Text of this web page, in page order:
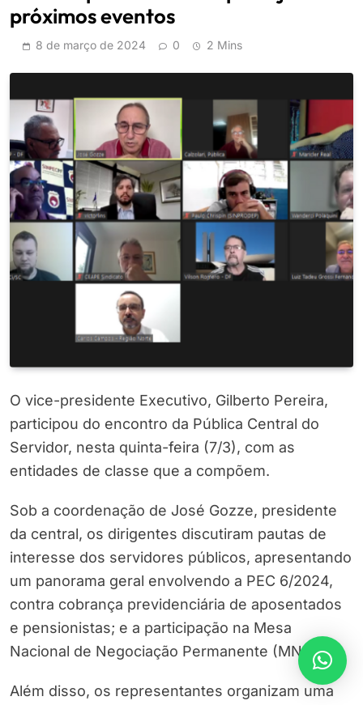
próximos eventos
8 de março de 2024 0 2 Mins
O vice-presidente Executivo, Gilberto Pereira,
participou do encontro da Pública Central do
Servidor, nesta quinta-feira (7/3), com as
entidades de classe que a compõem.
Sob a coordenação de José Gozze, presidente
da central, os dirigentes discutiram pautas de
interesse dos servidores públicos, apresentando
um panorama geral envolvendo a PEC 6/2024,
contra cobrança previdenciária de aposentados
e pensionistas; e a participação na Mesa
Nacional de Negociação Permanente (MNNP).
Além disso, os representantes organizam uma